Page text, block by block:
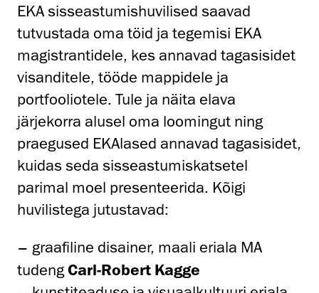
EKA sisseastumishuvilised saavad
tutvustada oma töid ja tegemisi EKA
magistrantidele, kes annavad tagasisidet
visanditele, tööde mappidele ja
portfooliotele. Tule ja näita elava
järjekorra alusel oma loomingut ning
praegused EKAlased annavad tagasisidet,
kuidas seda sisseastumiskatsetel
parimal moel presenteerida. Kõigi
huvilistega jutustavad:
– graafiline disainer, maali eriala MA
tudeng Carl-Robert Kagge